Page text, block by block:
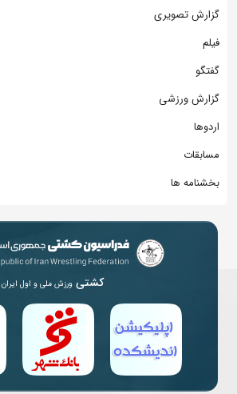
گزارش تصویری
فیلم
گفتگو
گزارش ورزشی
اردوها
مسابقات
بخشنامه ها
کشتی ورزش ملی و اول ایران